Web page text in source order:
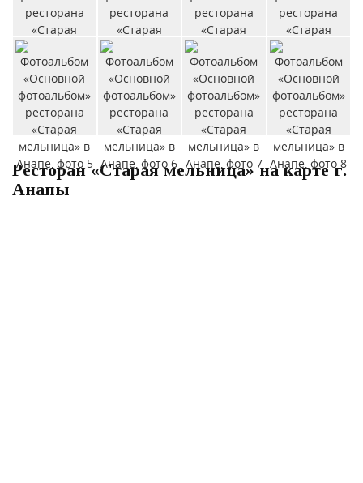
Ресторан «Старая мельница» на карте г.
Анапы